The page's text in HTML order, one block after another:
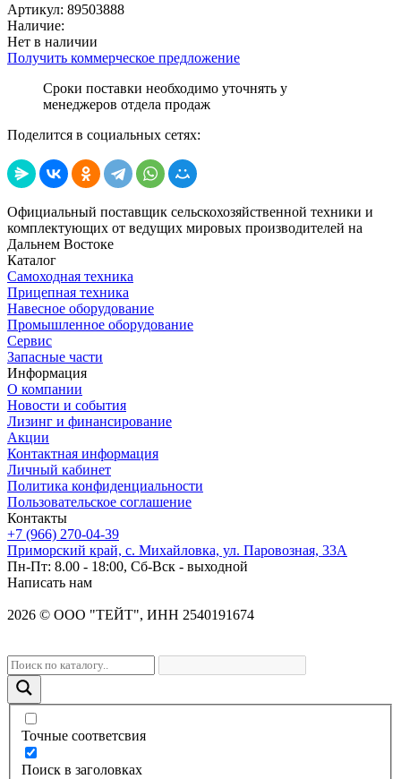
Артикул: 89503888
Наличие:
Нет в наличии
Получить коммерческое предложение
Сроки поставки необходимо уточнять у
менеджеров отдела продаж
Поделится в социальных сетях:
Официальный поставщик сельскохозяйственной техники и
комплектующих от ведущих мировых производителей на
Дальнем Востоке
Каталог
Самоходная техника
Прицепная техника
Навесное оборудование
Промышленное оборудование
Сервис
Запасные части
Информация
О компании
Новости и события
Лизинг и финансирование
Акции
Контактная информация
Личный кабинет
Политика конфиденциальности
Пользовательское соглашение
Контакты
+7 (966) 270-04-39
Приморский край, с. Михайловка, ул. Паровозная, 33А
Пн-Пт: 8.00 - 18:00, Сб-Вск - выходной
Написать нам
2026 © OOO "ТЕЙТ", ИНН 2540191674
Точные соответсвия
Поиск в заголовках